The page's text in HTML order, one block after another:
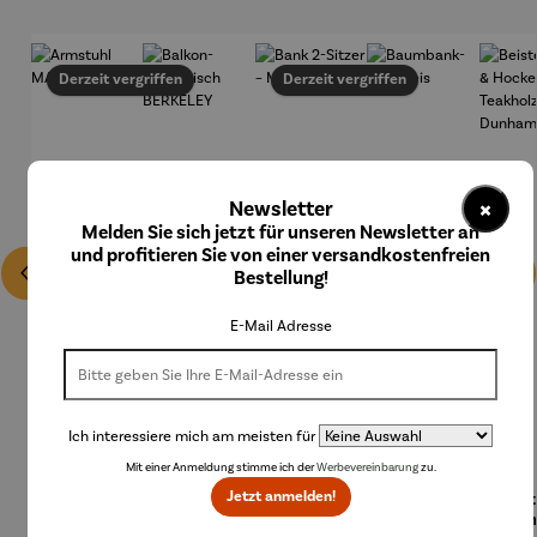
Derzeit vergriffen
Balkon-
Hängetisc
Derzeit vergriffen
Bank 2-
Sitzer –
×
Newsletter
Melden Sie sich jetzt für unseren Newsletter an
und profitieren Sie von einer versandkostenfreien
Bestellung!
E-Mail Adresse
Ich interessiere mich am meisten für
Mit einer Anmeldung stimme ich derWerbevereinbarungzu.
Jetzt anmelden!